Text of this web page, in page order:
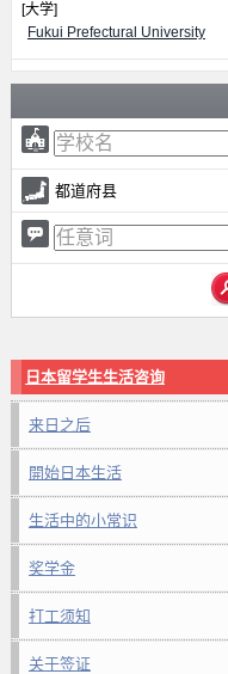
[大学]
Fukui Prefectural University
都道府县
日本留学生生活咨询
来日之后
開始日本生活
生活中的小常识
奖学金
打工须知
关于签证